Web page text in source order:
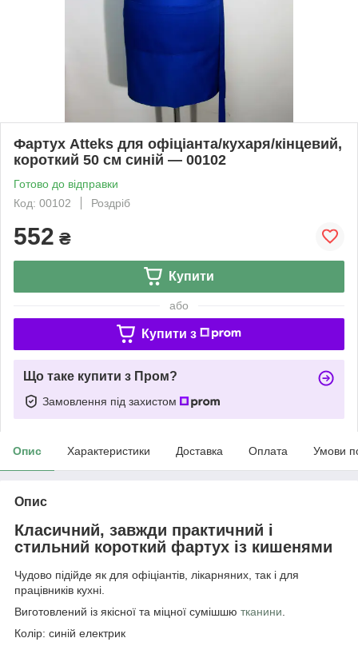
Фартух Atteks для офіціанта/кухаря/кінцевий,
короткий 50 см синій — 00102
Готово до відправки
Код: 00102
Роздріб
552 ₴
Купити
або
Купити з
Що таке купити з Пром?
Замовлення під захистом
Опис Характеристики Доставка Оплата Умови
Опис
Класичний, завжди практичний і
стильний короткий фартух із кишенями
Чудово підійде як для офіціантів, лікарняних, так і для
працівників кухні.
Виготовлений із якісної та міцної сумішшю тканини.
Колір: синій електрик